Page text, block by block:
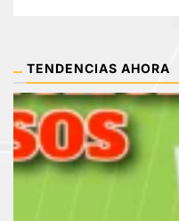
TENDENCIAS AHORA
1